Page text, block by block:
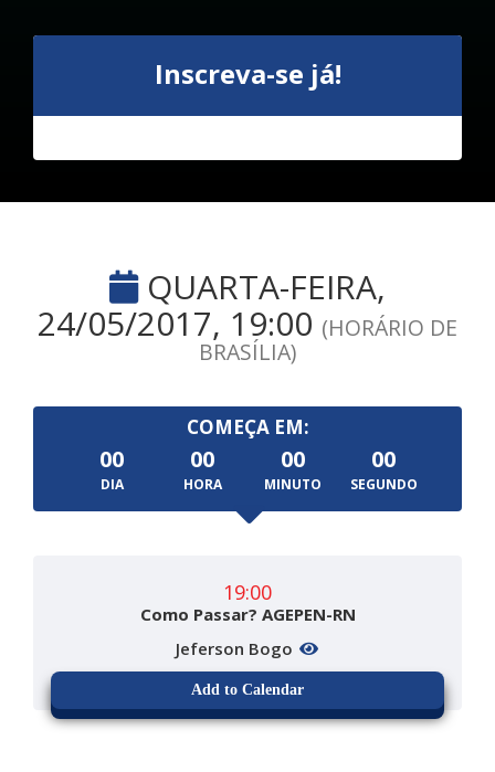
Inscreva-se já!
QUARTA-FEIRA,
24/05/2017, 19:00 (HORÁRIO DE
BRASÍLIA)
COMEÇA EM:
00
DIA
00
HORA
00
MINUTO
00
SEGUNDO
19:00
Como Passar? AGEPEN-RN
Jeferson Bogo
Add to Calendar